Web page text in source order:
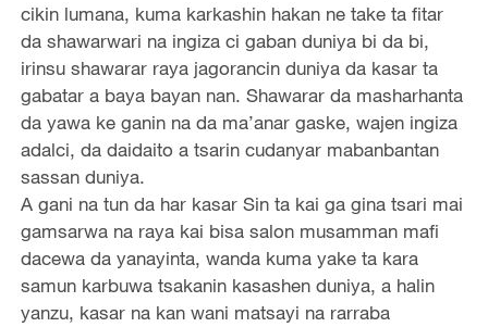
cikin lumana, kuma karkashin hakan ne take ta fitar
da shawarwari na ingiza ci gaban duniya bi da bi,
irinsu shawarar raya jagorancin duniya da kasar ta
gabatar a baya bayan nan. Shawarar da masharhanta
da yawa ke ganin na da ma’anar gaske, wajen ingiza
adalci, da daidaito a tsarin cudanyar mabanbantan
sassan duniya.
A gani na tun da har kasar Sin ta kai ga gina tsari mai
gamsarwa na raya kai bisa salon musamman mafi
dacewa da yanayinta, wanda kuma yake ta kara
samun karbuwa tsakanin kasashen duniya, a halin
yanzu, kasar na kan wani matsayi na rarraba